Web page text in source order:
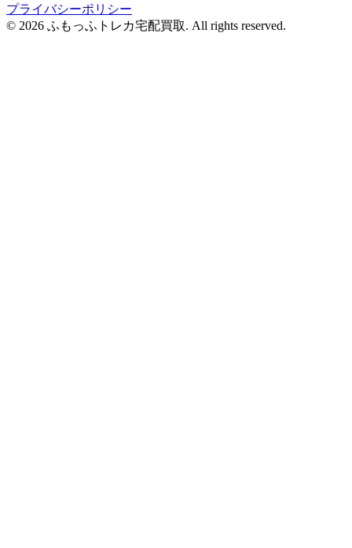
プライバシーポリシー
© 2026 ふもっふトレカ宅配買取. All rights reserved.